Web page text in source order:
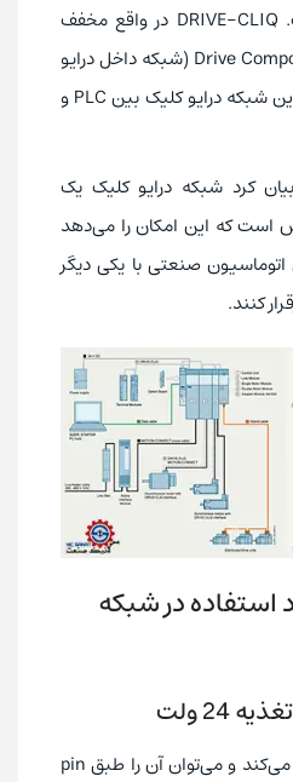
SINAMICS زیمنس است. DRIVE-CLIQ در واقع مخفف
Drive (شبکه داخل درایو
با مولفه هوشمند) است. این شبکه درایو کلیک بین PLC و
کرد شبکه درایو کلیک یک
است که این امکان را می‌دهد
صنعتی با یکی دیگر
کنند.
استفاده در شبکه
ولت
این کابل از 4 پین استفاده می‌کند و می‌توان آن را طبق pin